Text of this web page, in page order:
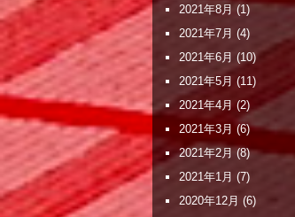
2021年8月 (1)
2021年7月 (4)
2021年6月 (10)
2021年5月 (11)
2021年4月 (2)
2021年3月 (6)
2021年2月 (8)
2021年1月 (7)
2020年12月 (6)